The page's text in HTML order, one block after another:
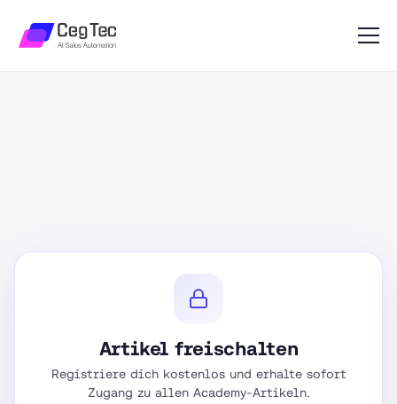
Artikel freischalten
Registriere dich kostenlos und erhalte sofort
Zugang zu allen Academy-Artikeln.